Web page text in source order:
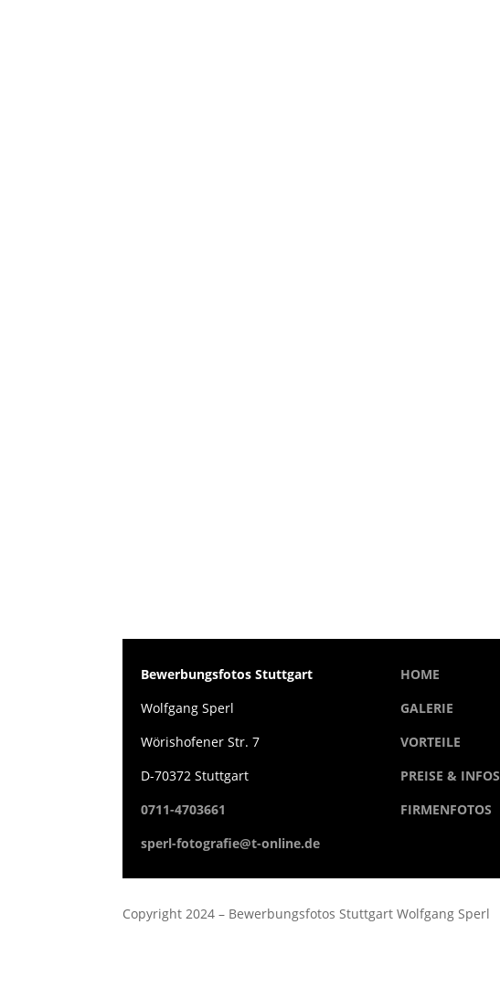
Bewerbungsfotos Stuttgart
Wolfgang Sperl
Wörishofener Str. 7
D-70372 Stuttgart
0711-4703661
sperl-fotografie@t-online.de
HOME
GALERIE
VORTEILE
PREISE & INFOS
FIRMENFOTOS
Copyright 2024 –